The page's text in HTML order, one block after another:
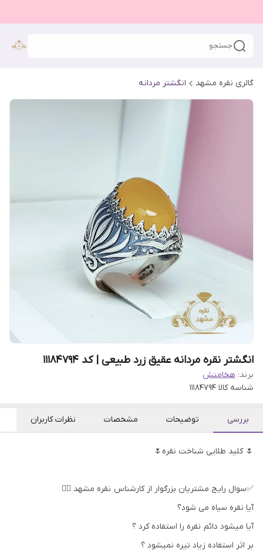
جستجو
گالری نقره مشهد انگشتر مردانه
انگشتر نقره مردانه عقیق زرد طبیعی | کد 11184794
برند: هخامنش
شناسه کالا 11184794
بررسی توضیحات مشخصات نظرات کاربران
🌷 کلید طلایی شناخت نقره🌷
✅سوال رایج مشتریان بزرگوار از کارشناس نقره مشهد 👇🏻
آیا نقره سیاه می شود؟
آیا میشود دائم نقره را استفاده کرد ؟
بر اثر استفاده زیاد تیره نمیشود ؟